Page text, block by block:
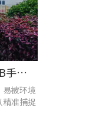
破解局放检测难题！UT568B手持式声学成像仪让隐患“可视化”
易被环境
精准捕捉